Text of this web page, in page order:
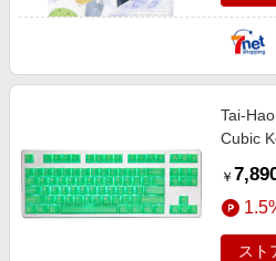
Tai-
Cubic
keycap-
￥
スト